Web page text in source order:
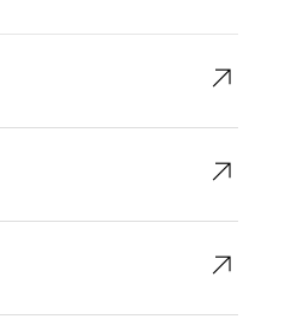
↗︎
↗︎
↗︎